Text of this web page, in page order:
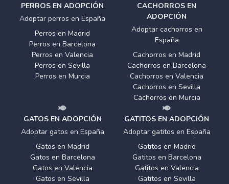
PERROS EN ADOPCIÓN
Adoptar perros en España
Perros en Madrid
Perros en Barcelona
Perros en Valencia
Perros en Sevilla
Perros en Murcia
CACHORROS EN
ADOPCIÓN
Adoptar cachorros en
España
Cachorros en Madrid
Cachorros en Barcelona
Cachorros en Valencia
Cachorros en Sevilla
Cachorros en Murcia
GATOS EN ADOPCIÓN
Adoptar gatos en España
Gatos en Madrid
Gatos en Barcelona
Gatos en Valencia
Gatos en Sevilla
GATITOS EN ADOPCIÓN
Adoptar gatitos en España
Gatitos en Madrid
Gatitos en Barcelona
Gatitos en Valencia
Gatitos en Sevilla